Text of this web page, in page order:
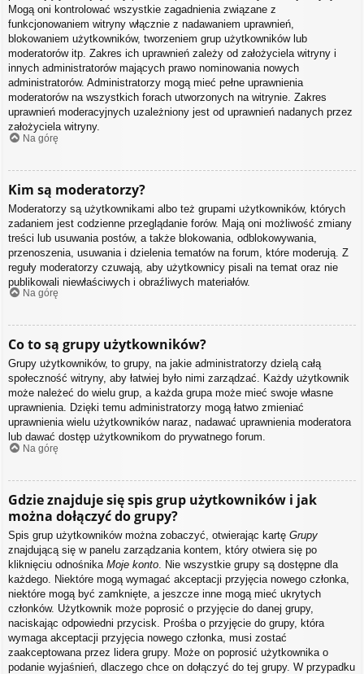
Mogą oni kontrolować wszystkie zagadnienia związane z
funkcjonowaniem witryny włącznie z nadawaniem uprawnień,
blokowaniem użytkowników, tworzeniem grup użytkowników lub
moderatorów itp. Zakres ich uprawnień zależy od założyciela witryny i
innych administratorów mających prawo nominowania nowych
administratorów. Administratorzy mogą mieć pełne uprawnienia
moderatorów na wszystkich forach utworzonych na witrynie. Zakres
uprawnień moderacyjnych uzależniony jest od uprawnień nadanych przez
założyciela witryny.
Na górę
Kim są moderatorzy?
Moderatorzy są użytkownikami albo też grupami użytkowników, których
zadaniem jest codzienne przeglądanie forów. Mają oni możliwość zmiany
treści lub usuwania postów, a także blokowania, odblokowywania,
przenoszenia, usuwania i dzielenia tematów na forum, które moderują. Z
reguły moderatorzy czuwają, aby użytkownicy pisali na temat oraz nie
publikowali niewłaściwych i obraźliwych materiałów.
Na górę
Co to są grupy użytkowników?
Grupy użytkowników, to grupy, na jakie administratorzy dzielą całą
społeczność witryny, aby łatwiej było nimi zarządzać. Każdy użytkownik
może należeć do wielu grup, a każda grupa może mieć swoje własne
uprawnienia. Dzięki temu administratorzy mogą łatwo zmieniać
uprawnienia wielu użytkowników naraz, nadawać uprawnienia moderatora
lub dawać dostęp użytkownikom do prywatnego forum.
Na górę
Gdzie znajduje się spis grup użytkowników i jak
można dołączyć do grupy?
Spis grup użytkowników można zobaczyć, otwierając kartę Grupy
znajdującą się w panelu zarządzania kontem, który otwiera się po
kliknięciu odnośnika Moje konto . Nie wszystkie grupy są dostępne dla
każdego. Niektóre mogą wymagać akceptacji przyjęcia nowego członka,
niektóre mogą być zamknięte, a jeszcze inne mogą mieć ukrytych
członków. Użytkownik może poprosić o przyjęcie do danej grupy,
naciskając odpowiedni przycisk. Prośba o przyjęcie do grupy, która
wymaga akceptacji przyjęcia nowego członka, musi zostać
zaakceptowana przez lidera grupy. Może on poprosić użytkownika o
podanie wyjaśnień, dlaczego chce on dołączyć do tej grupy. W przypadku